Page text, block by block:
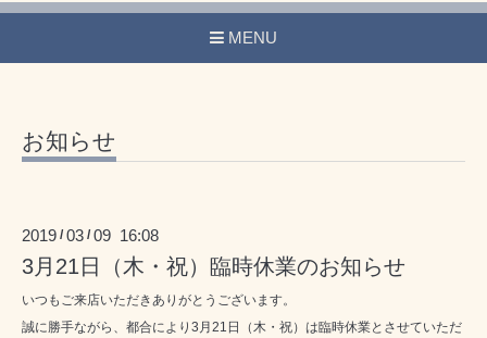
MENU
お知らせ
2019 /03 /09 16:08
3月21日（木・祝）臨時休業のお知らせ
いつもご来店いただきありがとうございます。
誠に勝手ながら、都合により3月21日（木・祝）は臨時休業とさせていただ